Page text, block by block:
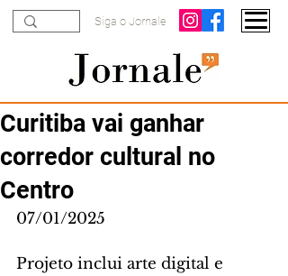
Siga o Jornale
Curitiba vai ganhar
corredor cultural no
Centro
07/01/2025
Projeto inclui arte digital e